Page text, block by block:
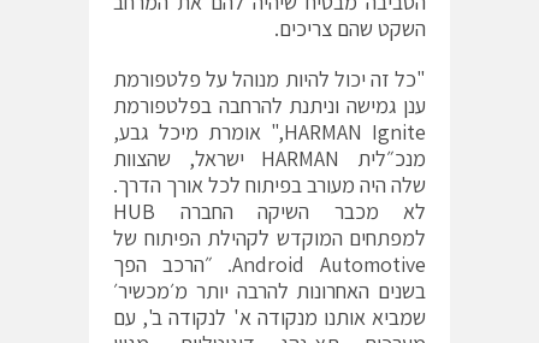
השקט שהם צריכים.
"כל זה יכול להיות מנוהל על פלטפורמת
ענן גמישה וניתנת להרחבה בפלטפורמת
HARMAN Ignite," אומרת מיכל גבע,
מנכ״לית HARMAN ישראל, שהצוות
שלה היה מעורב בפיתוח לכל אורך הדרך.
לא מכבר השיקה החברה HUB
למפתחים המוקדש לקהילת הפיתוח של
Android Automotive. ״הרכב הפך
בשנים האחרונות להרבה יותר מ׳מכשיר׳
שמביא אותנו מנקודה א' לנקודה ב', עם